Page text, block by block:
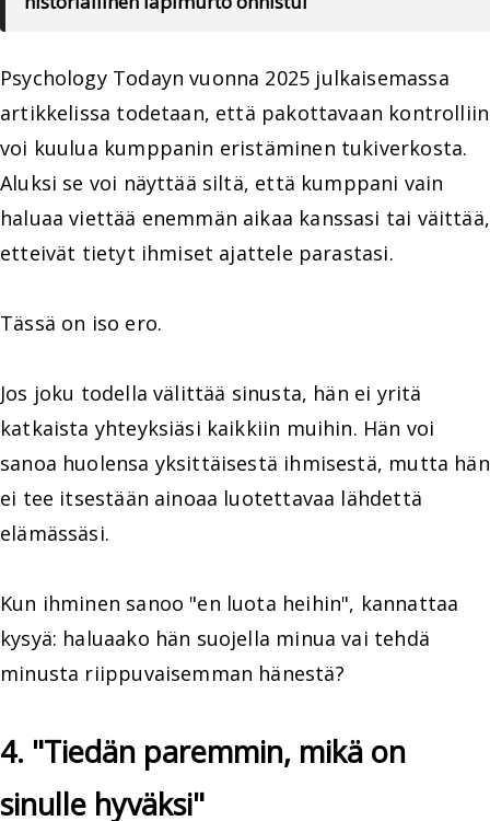
Psychology Todayn vuonna 2025 julkaisemassa
artikkelissa todetaan, että pakottavaan kontrolliin
voi kuulua kumppanin eristäminen tukiverkosta.
Aluksi se voi näyttää siltä, että kumppani vain
haluaa viettää enemmän aikaa kanssasi tai väittää,
etteivät tietyt ihmiset ajattele parastasi.
Tässä on iso ero.
Jos joku todella välittää sinusta, hän ei yritä
katkaista yhteyksiäsi kaikkiin muihin. Hän voi
sanoa huolensa yksittäisestä ihmisestä, mutta hän
ei tee itsestään ainoaa luotettavaa lähdettä
elämässäsi.
Kun ihminen sanoo "en luota heihin", kannattaa
kysyä: haluaako hän suojella minua vai tehdä
minusta riippuvaisemman hänestä?
4. "Tiedän paremmin, mikä on
sinulle hyväksi"